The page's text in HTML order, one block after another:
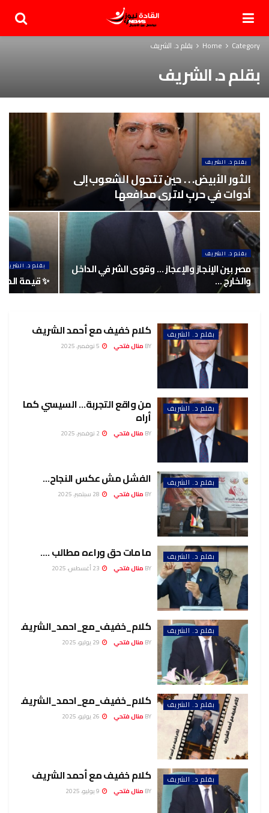
Home Category بقلم د. الشريف
بقلم د. الشريف
بقلم د. الشريف
الثور الأبيض. . . حين تتحول الشعوب إلى
أدوات في حربٍ لا ترى مدافعها
بقلم د. الشريف
مصر بين الإنجاز والإعجاز … وقوى الشر في الداخل
والخارج …
بقلم د. الشريف
✨ قيمة
بقلم د. الشريف كلام خفيف مع أحمد الشريف
BY منال فتحي
بقلم د. الشريف من واقع التجربة… السيسي كما
أراه
BY منال فتحي
بقلم د. الشريف الفشل مش عكس النجاح…
BY منال فتحي
بقلم د. الشريف ما مات حق وراءه مطالب ….
BY منال فتحي
بقلم د. الشريف كلام_خفيف_مع_احمد_الشريف
BY منال فتحي
بقلم د. الشريف كلام_خفيف_مع_احمد_الشريف
BY منال فتحي
بقلم د. الشريف كلام خفيف مع أحمد الشريف
BY منال فتحي